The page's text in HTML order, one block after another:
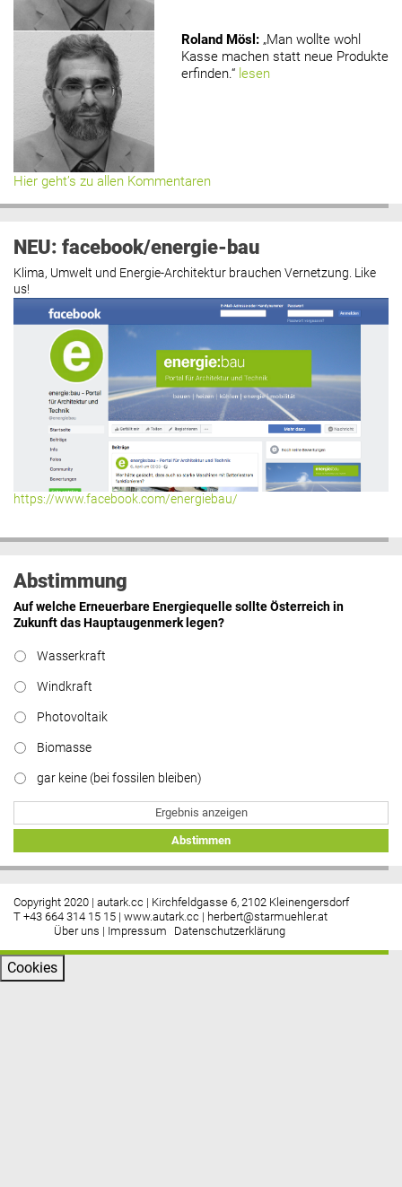
Roland Mösl : „Man wollte wohl
Kasse machen statt neue Produkte
erfinden.“ lesen
Hier geht’s zu allen Kommentaren
NEU: facebook/energie-bau
Klima, Umwelt und Energie-Architektur brauchen Vernetzung. Like
us!
https://www.facebook.com/energiebau/
Abstimmung
Auf welche Erneuerbare Energiequelle sollte Österreich in
Zukunft das Hauptaugenmerk legen?
Wasserkraft
Windkraft
Photovoltaik
Biomasse
gar keine (bei fossilen bleiben)
Ergebnis anzeigen
Abstimmen
Copyright 2020 | autark.cc | Kirchfeldgasse 6, 2102 Kleinengersdorf
T +43 664 314 15 15 | www.autark.cc | herbert@starmuehler.at
Über uns | Impressum Datenschutzerklärung
Cookies